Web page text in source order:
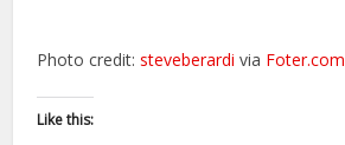
Photo credit:steveberardi via Foter.com
Like this: